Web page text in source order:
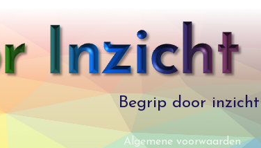
Begrip door inzicht
Algemene voorwaarden